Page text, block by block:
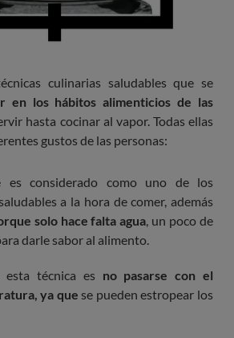
culinarias saludables que se
en los hábitos alimenticios de las
hasta cocinar al vapor. Todas ellas
gustos de las personas:
es considerado como uno de los
a la hora de comer, además
solo hace falta agua, un poco de
darle sabor al alimento.
técnica es no pasarse con el
ya que se pueden estropear los